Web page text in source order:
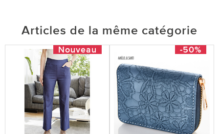
Articles de la même catégorie
Nouveau -50%